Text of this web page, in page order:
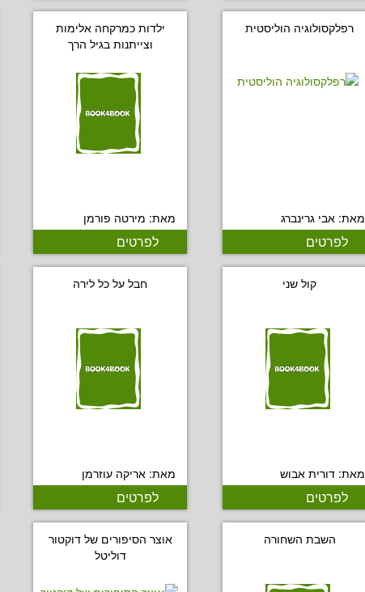
רפלקסולוגיה הוליסטית
מאת: אבי גרינברג
לפרטים
ילדות כמרקחה אלימות
וצייתנות בגיל הרך
מאת: מירטה פורמן
לפרטים
קול שני
מאת: דורית אבוש
לפרטים
חבל על כל לירה
מאת: אריקה עוזרמן
לפרטים
השבת השחורה
אוצר הסיפורים של דוקטור
דוליטל